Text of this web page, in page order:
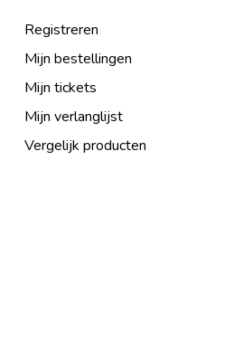
Registreren
Mijn bestellingen
Mijn tickets
Mijn verlanglijst
Vergelijk producten